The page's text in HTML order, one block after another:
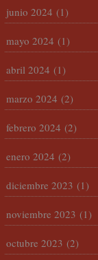
junio 2024 (1)
mayo 2024 (1)
abril 2024 (1)
marzo 2024 (2)
febrero 2024 (2)
enero 2024 (2)
diciembre 2023 (1)
noviembre 2023 (1)
octubre 2023 (2)